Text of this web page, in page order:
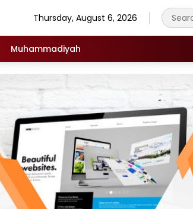
Thursday, August 6, 2026
Muhammadiyah